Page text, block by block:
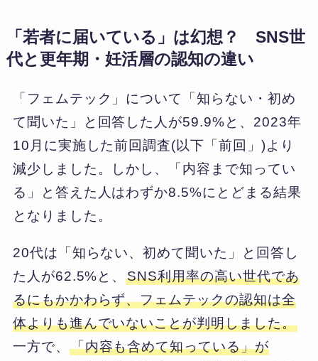
「若者に届いている」は幻想？ SNS世
代と更年期・妊活層の認知の違い
「フェムテック」について「知らない・初め
て聞いた」と回答した人が59.9%と、2023年
10月に実施した前回調査(以下「前回」)より
減少しました。しかし、「内容まで知ってい
る」と答えた人はわずか8.5%にとどまる結果
となりました。
20代は「知らない、初めて聞いた」と回答し
た人が62.5%と、SNS利用率の高い世代であ
るにもかかわらず、フェムテックの認知は全
体よりも進んでいないことが判明しました。
一方で、 「内容も含めて知っている」が